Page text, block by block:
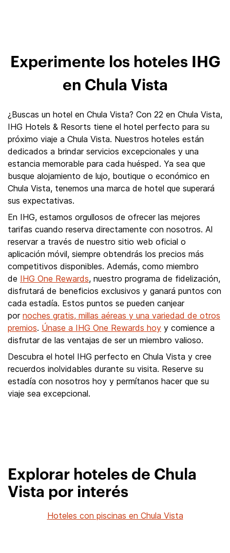
Experimente los hoteles IHG
en Chula Vista
¿Buscas un hotel en Chula Vista? Con 22 en Chula Vista,
IHG Hotels & Resorts tiene el hotel perfecto para su
próximo viaje a Chula Vista. Nuestros hoteles están
dedicados a brindar servicios excepcionales y una
estancia memorable para cada huésped. Ya sea que
busque alojamiento de lujo, boutique o económico en
Chula Vista, tenemos una marca de hotel que superará
sus expectativas.
En IHG, estamos orgullosos de ofrecer las mejores
tarifas cuando reserva directamente con nosotros. Al
reservar a través de nuestro sitio web oficial o
aplicación móvil, siempre obtendrás los precios más
competitivos disponibles. Además, como miembro
de IHG One Rewards, nuestro programa de fidelización,
disfrutará de beneficios exclusivos y ganará puntos con
cada estadía. Estos puntos se pueden canjear
por noches gratis, millas aéreas y una variedad de otros
premios. Únase a IHG One Rewards hoy y comience a
disfrutar de las ventajas de ser un miembro valioso.
Descubra el hotel IHG perfecto en Chula Vista y cree
recuerdos inolvidables durante su visita. Reserve su
estadía con nosotros hoy y permítanos hacer que su
viaje sea excepcional.
Explorar hoteles de Chula
Vista por interés
Hoteles con piscinas en Chula Vista